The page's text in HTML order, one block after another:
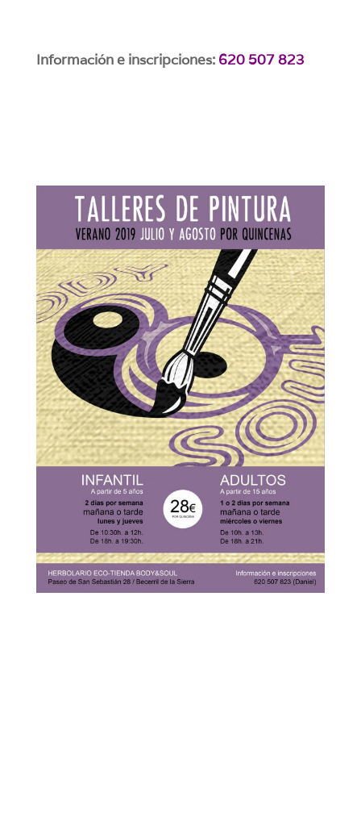
Información e inscripciones: 620 507 823